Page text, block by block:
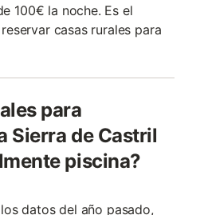
100€ la noche. Es el
casas rurales para
para
Sierra de Castril
piscina?
datos del año pasado,